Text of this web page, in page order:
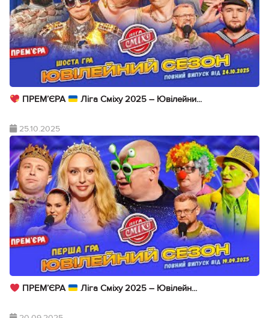
ПРЕМ’ЄРА Ліга Сміху 2025 – Ювілейни...
25.10.2025
ПРЕМ’ЄРА Ліга Сміху 2025 – Ювілейн...